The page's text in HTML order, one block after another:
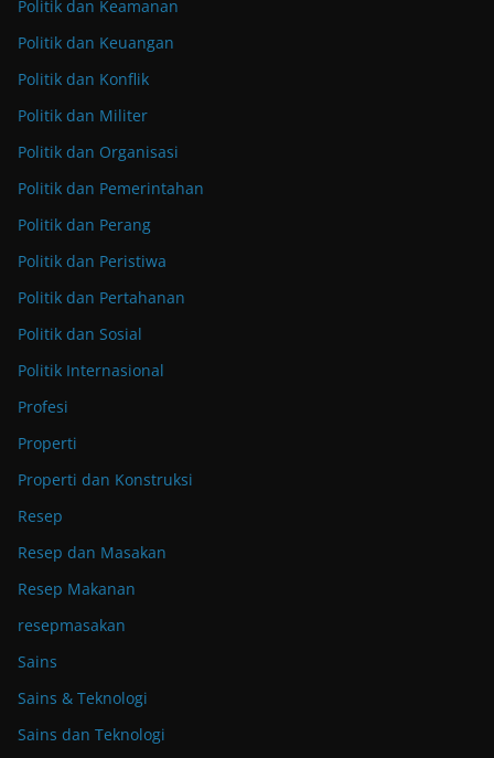
Politik dan Keamanan
Politik dan Keuangan
Politik dan Konflik
Politik dan Militer
Politik dan Organisasi
Politik dan Pemerintahan
Politik dan Perang
Politik dan Peristiwa
Politik dan Pertahanan
Politik dan Sosial
Politik Internasional
Profesi
Properti
Properti dan Konstruksi
Resep
Resep dan Masakan
Resep Makanan
resepmasakan
Sains
Sains & Teknologi
Sains dan Teknologi